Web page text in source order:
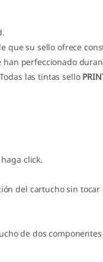
que su sello ofrece
perfeccionado
las tintas sello
click.
del cartucho sin tocar
de dos